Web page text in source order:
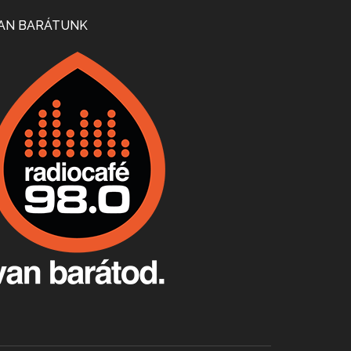
Apr 24, 2026 • 00:38:10
Villány, kékfrankos, Jackfall
Apr 17, 2026 • 00:35:38
Apr 9, 2026 • 00:37:17
BARÁTUNK